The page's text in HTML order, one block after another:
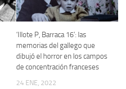
Navarra
Galicia
‘Illote P, Barraca 16’: las
memorias del gallego que
dibujó el horror en los campos
de concentración franceses
24 ENE, 2022